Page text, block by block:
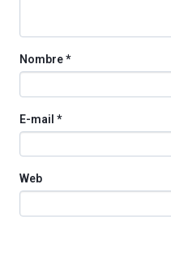
Nombre*
E-mail *
Web